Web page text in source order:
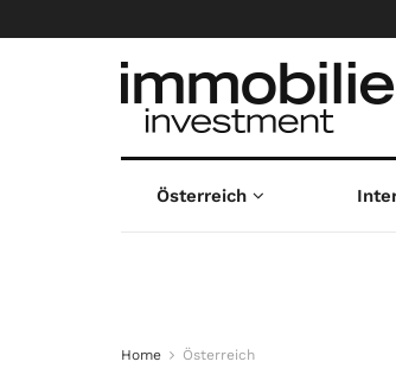
Österreich
Home Österreich